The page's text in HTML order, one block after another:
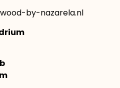
by-nazarela.nl